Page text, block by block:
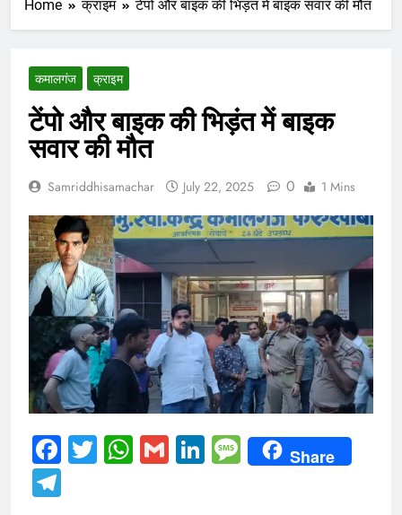
Home क्राइम टेंपो और बाइक की भिड़ंत में बाइक सवार की मौत
कमालगंज क्राइम
टेंपो और बाइक की भिड़ंत में बाइक
सवार की मौत
Samriddhisamachar July 22, 2025 0 1 Mins
Facebook
Twitter
WhatsApp
GmailLinkedIn
Message
Share